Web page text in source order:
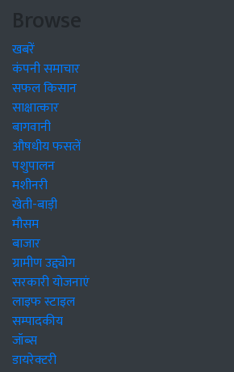
Browse
खबरें
कंपनी समाचार
सफल किसान
साक्षात्कार
बागवानी
औषधीय फसलें
पशुपालन
मशीनरी
खेती-बाड़ी
मौसम
बाजार
ग्रामीण उद्द्योग
सरकारी योजनाएं
लाइफ स्टाइल
सम्पादकीय
जॉब्स
डायरेक्टरी